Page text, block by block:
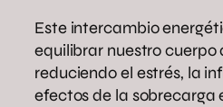
Este intercambio
equilibrar nuestro cuerpo
reduciendo el estrés, la
efectos de la